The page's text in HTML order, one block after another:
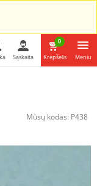
Sąskaita
0
Krepšelis Meniu
Mūsų kodas: P438